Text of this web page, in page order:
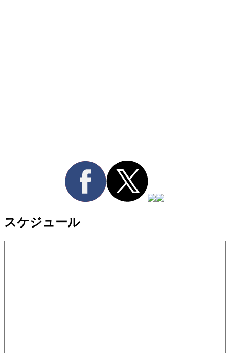
スケジュール